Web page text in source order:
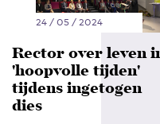
24 / 05 / 2024
Rector over leven
'hoopvolle tijden'
tijdens ingetogen
dies